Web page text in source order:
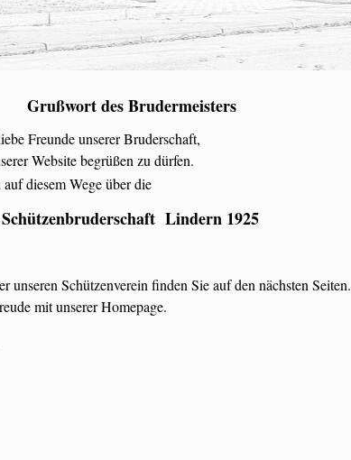
Grußwort des Brudermeisters
Freunde unserer Bruderschaft,
Website begrüßen zu dürfen.
diesem Wege über die
Schützenbruderschaft Lindern 1925
unseren Schützenverein finden Sie auf den nächsten Seiten.
mit unserer Homepage.